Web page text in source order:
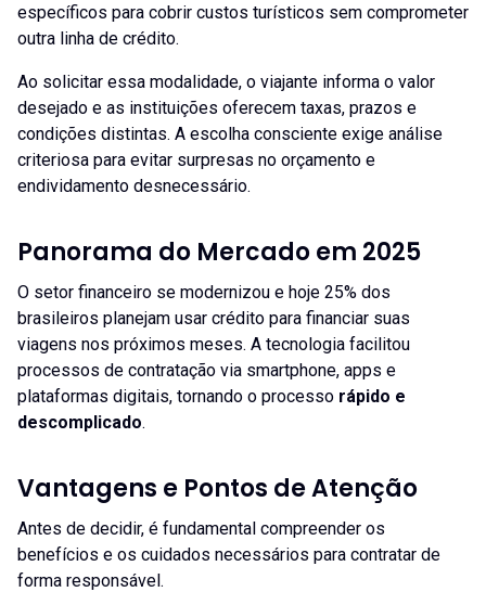
específicos para cobrir custos turísticos sem comprometer
outra linha de crédito.
Ao solicitar essa modalidade, o viajante informa o valor
desejado e as instituições oferecem taxas, prazos e
condições distintas. A escolha consciente exige análise
criteriosa para evitar surpresas no orçamento e
endividamento desnecessário.
Panorama do Mercado em 2025
O setor financeiro se modernizou e hoje 25% dos
brasileiros planejam usar crédito para financiar suas
viagens nos próximos meses. A tecnologia facilitou
processos de contratação via smartphone, apps e
plataformas digitais, tornando o processo rápido e
descomplicado.
Vantagens e Pontos de Atenção
Antes de decidir, é fundamental compreender os
benefícios e os cuidados necessários para contratar de
forma responsável.